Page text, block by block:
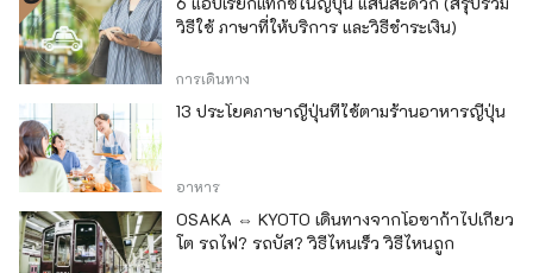
วิธีใช้ ภาษาที่ให้บริการ และวิธีชำระเงิน)
การเดินทาง
13 ประโยคภาษาญี่ปุ่นที่ใช้ตามร้านอาหารญี่ปุ่น
อาหาร
OSAKA ⇔ KYOTO เดินทางจากโอซาก้าไปเกียว
โต รถไฟ? รถบัส? วิธีไหนเร็ว วิธีไหนถูก